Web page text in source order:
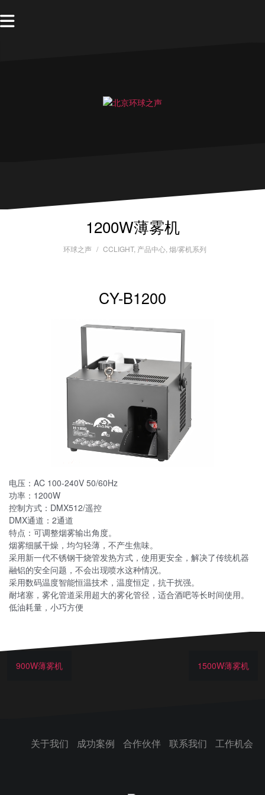
1200W薄雾机
环球之声 CCLIGHT, 产品中心 烟/雾机系列
CY-B1200
电压：AC 100-240V 50/60Hz
功率：1200W
控制方式：DMX512/遥控
DMX通道：2通道
特点：可调整烟雾输出角度。
烟雾细腻干燥，均匀轻薄，不产生焦味。
采用新一代不锈钢干烧管发热方式，使用更安全，解决了传统机器
融铝的安全问题，不会出现喷水这种情况。
采用数码温度智能恒温技术，温度恒定，抗干扰强。
耐堵塞，雾化管道采用超大的雾化管径，适合酒吧等长时间使用。
低油耗量，小巧方便
900W薄雾机 1500W薄雾机
关于我们 成功案例 合作伙伴 联系我们 工作机会